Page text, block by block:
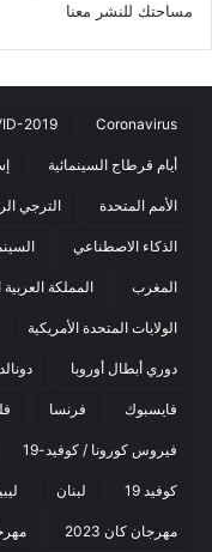
مساحتك للنشر معنا
Coronavirus
2019
أيام قرطاج السينمائية
الأمم المتحدة الترجي
الذكاء الاصطناعي
المغرب المملكة
الولايات المتحدة الأمريكية
دوري أبطال أوروبا
فايسبوك فرنسا
فيروس كورونا / كوفيد-19
كوفيد 19 لبنان
مهرجان كان 2023